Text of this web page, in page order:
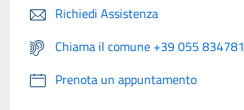
Richiedi Assistenza
Chiama il comune +39 055 834781
Prenota un appuntamento